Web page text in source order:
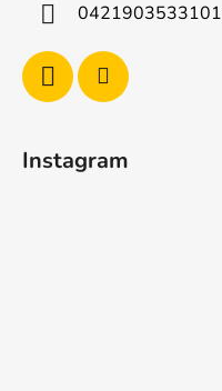
0421903533101
Instagram